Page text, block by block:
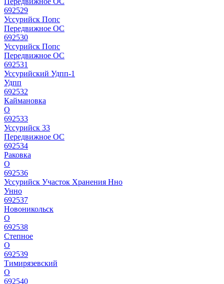
692529
Уссурийск Попс
Передвижное ОС
692530
Уссурийск Попс
Передвижное ОС
692531
Уссурийский Удпп-1
Удпп
692532
Каймановка
О
692533
Уссурийск 33
Передвижное ОС
692534
Раковка
О
692536
Уссурийск Участок Хранения Нно
Унно
692537
Новоникольск
О
692538
Степное
О
692539
Тимирязевский
О
692540